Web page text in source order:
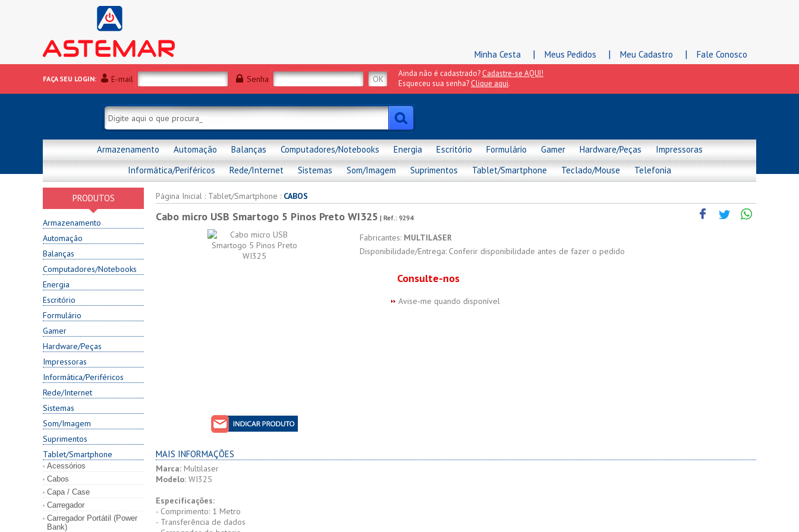
Minha Cesta | Meus Pedidos | Meu Cadastro | Fale Conosco
FAÇA SEU LOGIN: E-mail Senha
Ainda não é cadastrado? Cadastre-se AQUI!
Esqueceu sua senha? Clique aqui.
Armazenamento Automação Balanças Computadores/Notebooks Energia Escritório Formulário Gamer Hardware/Peças
Impressoras
Informática/Periféricos
Rede/Internet Sistemas Som/Imagem Suprimentos Tablet/Smartphone Teclado/Mouse Telefonia
PRODUTOS
Armazenamento
Automação
Balanças
Computadores/Notebooks
Energia
Escritório
Formulário
Gamer
Hardware/Peças
Impressoras
Informática/Periféricos
Rede/Internet
Sistemas
Som/Imagem
Suprimentos
Tablet/Smartphone
Acessórios
Cabos
Capa / Case
Carregador
Carregador Portátil (Power
Bank)
Página Inicial : Tablet/Smartphone : CABOS
Cabo micro USB Smartogo 5 Pinos Preto WI325 | Ref.: 9294
Fabricantes: MULTILASER
Disponibilidade/Entrega: Conferir disponibilidade antes de fazer o pedido
Consulte-nos
Avise-me quando disponível
MAIS INFORMAÇÕES
Marca: Multilaser
Modelo: WI325
Especifícações:
- Comprimento: 1 Metro
- Transferência de dados